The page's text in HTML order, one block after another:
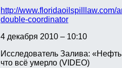
http://www.floridaoilspilllaw.com/
double-coordinator
4 декабря 2010 – 10:10
Исследователь Залива:
что всё умерло (VIDEO)